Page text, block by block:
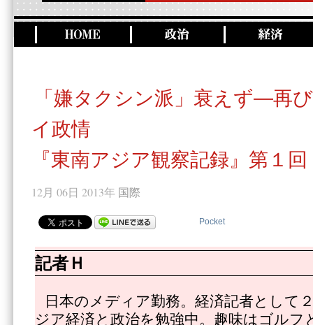
「嫌タクシン派」衰えず―再
イ政情
『東南アジア観察記録』第１回
12月 06日 2013年 国際
Pocket
記者Ｈ
日本のメディア勤務。経済記者として
ジア経済と政治を勉強中。趣味はゴルフ